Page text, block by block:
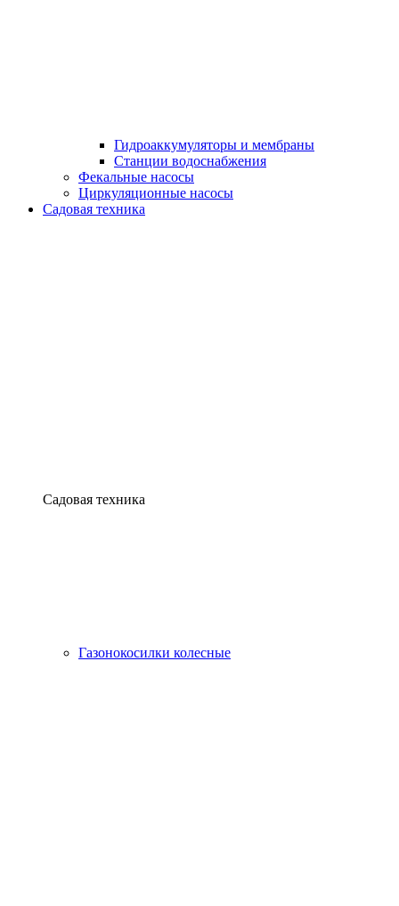
Гидроаккумуляторы и мембраны
Станции водоснабжения
Фекальные насосы
Циркуляционные насосы
Садовая техника
Садовая техника
Газонокосилки колесные